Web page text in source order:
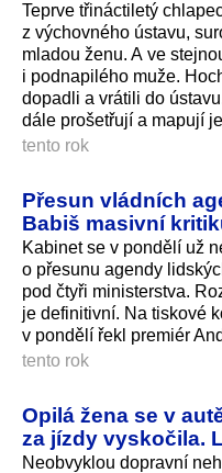
Teprve třináctiletý
z výchovného ústavu,
mladou ženu. A ve
i podnapilého muže.
dopadli a vrátili do
dále prošetřují a mapují
tento rok
Přesun vládních
Babiš masivní
Kabinet se v pondělí už
o přesunu agendy
pod čtyři ministerstva.
je definitivní. Na tiskové
v pondělí řekl premiér
tento rok
Opilá žena se v
za jízdy vyskočila.
Neobvyklou dopravní